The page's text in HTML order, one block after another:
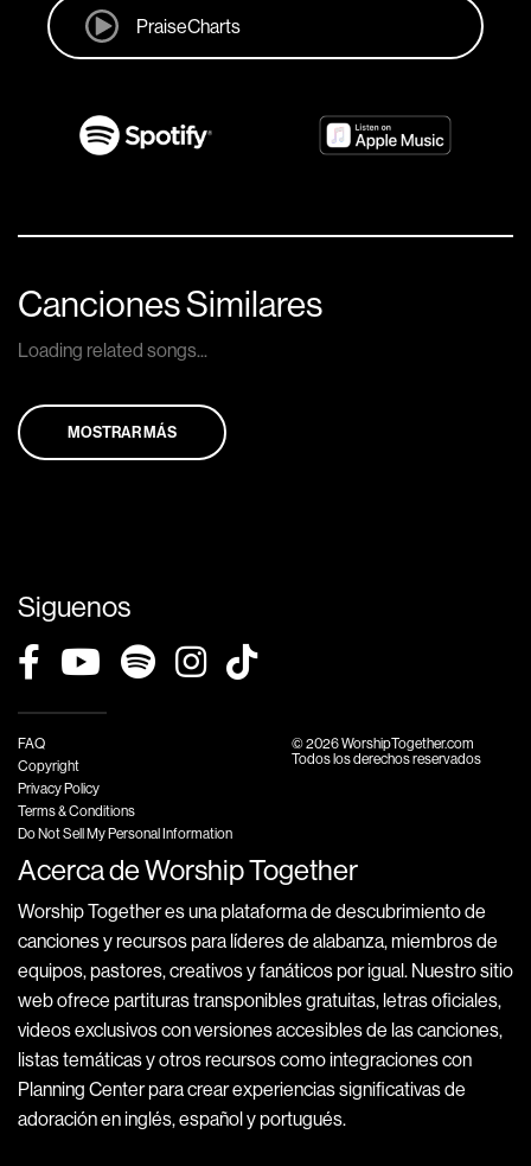
PraiseCharts
Canciones Similares
Loading related songs...
MOSTRAR MÁS
Siguenos
FAQ
Copyright
Privacy Policy
Terms & Conditions
Do Not Sell My Personal Information
© 2026 WorshipTogether.com
Todos los derechos reservados
Acerca de Worship Together
Worship Together es una plataforma de descubrimiento de
canciones y recursos para líderes de alabanza, miembros de
equipos, pastores, creativos y fanáticos por igual. Nuestro sitio
web ofrece partituras transponibles gratuitas, letras oficiales,
videos exclusivos con versiones accesibles de las canciones,
listas temáticas y otros recursos como integraciones con
Planning Center para crear experiencias significativas de
adoración en inglés, español y portugués.